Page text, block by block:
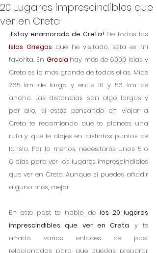
20 Lugares imprescindibles que
ver en Creta
¡Estoy enamorada de Creta!
Islas Griegas que he visitado, esta es mi
favorita. En Grecia hay más de 6000 islas y
Creta es la más grande de todas ellas. Mide
265 km de largo y entre 10 y 56 km de
ancho. Las distancias son algo largas y
por ello, si estás pensando en viajar a
Creta te recomiendo que te planees una
ruta y que te alojes en distintos puntos de
la isla. Por lo menos, necesitarás unos 5 o
6 días para ver los lugares imprescindibles
que ver en Creta. Aunque si puedes añadir
alguno más, mejor.
En este post te hablo de los 20 lugares
imprescindibles que ver en Creta y te
añado varios enlaces de post
relacionados para que puedas preparar